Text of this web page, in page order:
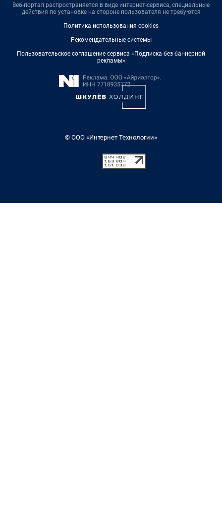
Веб-портал распространяется в виде интернет-сервиса, специальные
действия по установке на стороне пользователя не требуются
Политика использования cookies
Рекомендательные системы
Пользовательское соглашение сервиса «Подписка без баннерной
рекламы»
© ООО «Интернет Технологии»